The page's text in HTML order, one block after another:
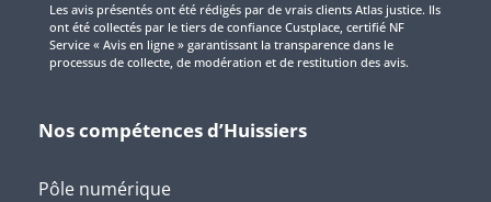
Les avis présentés ont été rédigés par de vrais clients Atlas justice. Ils
ont été collectés par le tiers de confiance Custplace, certifié NF
Service « Avis en ligne » garantissant la transparence dans le
processus de collecte, de modération et de restitution des avis.
Nos compétences d’Huissiers
Pôle numérique